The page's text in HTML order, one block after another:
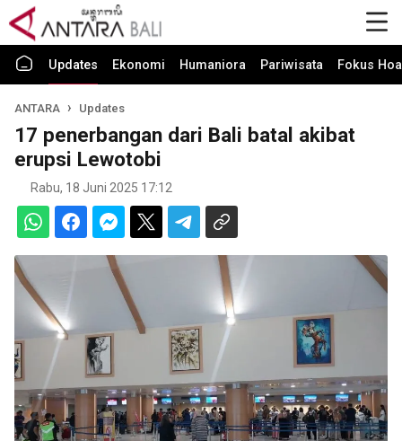
Updates Ekonomi Humaniora Pariwisata Fokus
ANTARA Updates
17 penerbangan dari Bali batal akibat
erupsi Lewotobi
Rabu, 18 Juni 2025 17:12